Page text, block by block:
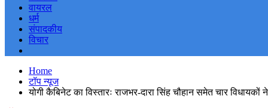
वायरल
धर्म
संपादकीय
विचार
Home
टॉप न्यूज
योगी कैबिनेट का विस्तारः राजभर-दारा सिंह चौहान समेत चार विधायकों